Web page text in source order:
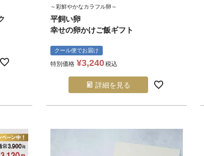
～彩鮮やかなカラフル卵～
平飼い卵
幸せの卵かけご飯ギフト
クール便でお届け
特別価格 ¥3,240税込
詳細を見る